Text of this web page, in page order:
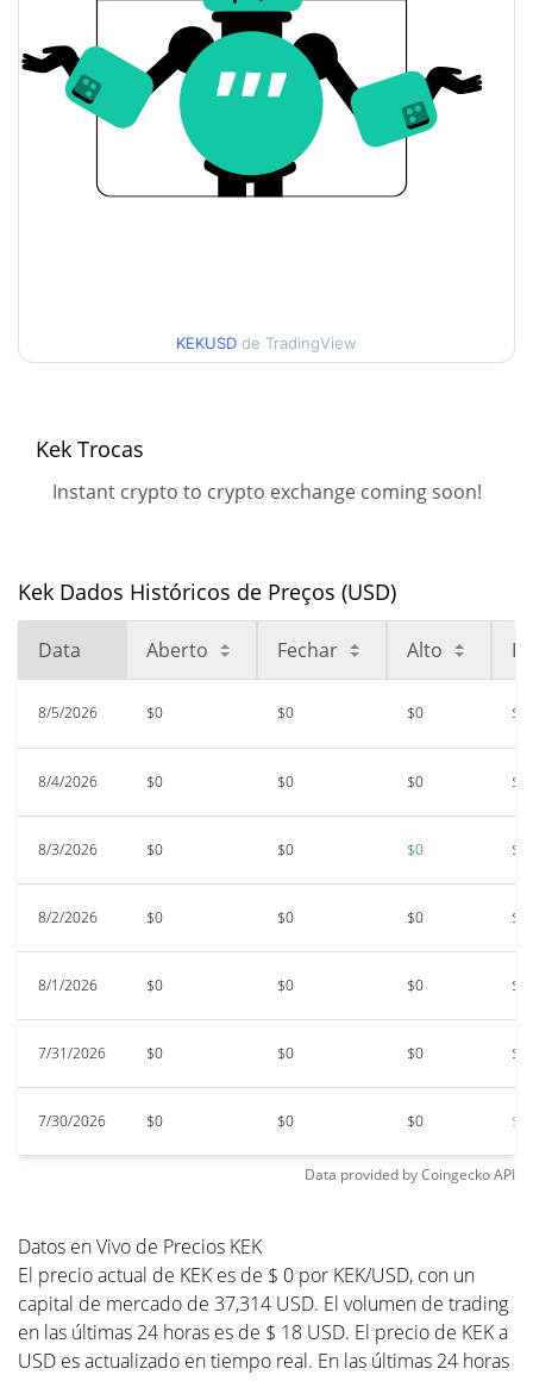
Volume de ontem
Histórico do preço do Kek
7 dias Baixa / 7 dias Alta $<0.000001 / $<0.000001
Máxima de todos os
$<0.000001
Baixa de todos os tempos
Jul 13, 2026 (23 dias atrás)
43.87%
KEKUSD de TradingView
Kek Trocas
Instant crypto to crypto exchange coming soon!
Kek Dados Históricos de Preços (USD)
Data Aberto Fechar Alto
8/5/2026 $0 $0 $0 $0
8/4/2026 $0 $0 $0 $0
8/3/2026 $0 $0 $0 $0
8/2/2026 $0 $0 $0 $0
8/1/2026 $0 $0 $0 $0
7/31/2026 $0 $0 $0 $0
7/30/2026 $0 $0 $0 $0
Data provided byCoingeckoAPI
Datos en Vivo de Precios KEK
El precio actual de KEK es de $ 0 por KEK/USD, con un
capital de mercado de 37,314 USD. El volumen de trading
en las últimas 24 horas es de $ 18 USD. El precio de KEK a
USD es actualizado en tiempo real. En las últimas 24 horas